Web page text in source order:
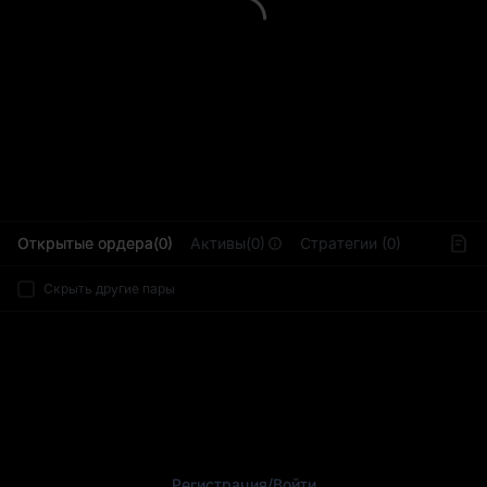
Открытые ордера(0) Активы(0) Стратегии (0)
Скрыть другие пары